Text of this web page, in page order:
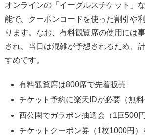
オンラインの「イーグルスチケット」
能で、クーポンコードを使った割引や
ります。なお、有料観覧席の使用には
され、当日は混雑が予想されるため、
すめです。
有料観覧席は800席で先着販売
チケット予約に楽天IDが必要（無料
西公園でガラポン抽選会（1回500
チケットクーポン券（1枚1000円